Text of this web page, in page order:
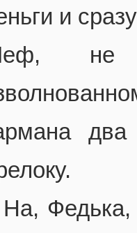
и
не
Федька,